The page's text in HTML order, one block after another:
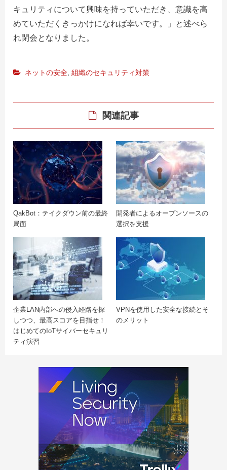
キュリティについて興味を持っていただき、意識を高
めていただくきっかけになれば幸いです。」と述べら
れ閉会となりました。
ネットの安全 組織のセキュリティ対策
関連記事
QakBot：テイクダウン前の最終
局面
開発者によるオープンソースの
選択を支援
企業LAN内部への侵入経路を探
しつつ、最高スコアを目指せ！
はじめてのIoTサイバーセキュリ
ティ演習
VPNを使用した安全な接続とそ
のメリット